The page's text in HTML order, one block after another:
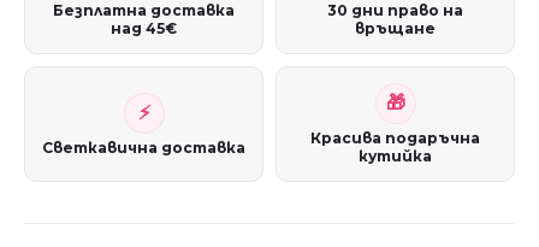
Безплатна доставка
над 45€
30 дни право на
връщане
Светкавична доставка
Красива подаръчна
кутийка